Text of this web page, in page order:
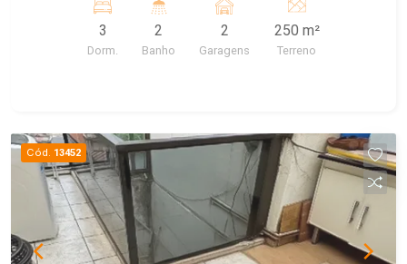
3
Dorm.
2
Banho
2
Garagens
250 m²
Terreno
Cód. 13452